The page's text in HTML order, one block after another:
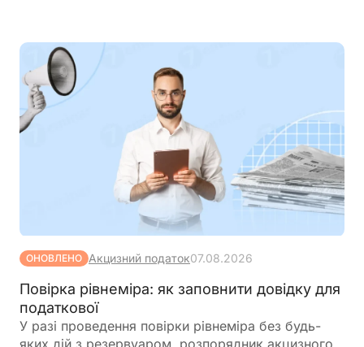
ОНОВЛЕНО Акцизний податок07.08.2026
Повірка рівнеміра: як заповнити довідку для
податкової
У разі проведення повірки рівнеміра без будь-